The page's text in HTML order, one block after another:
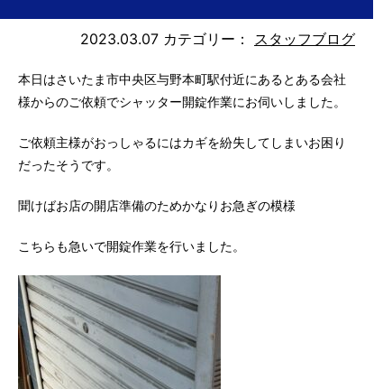
2023.03.07 カテゴリー： スタッフブログ
本日はさいたま市中央区与野本町駅付近にあるとある会社
様からのご依頼でシャッター開錠作業にお伺いしました。
ご依頼主様がおっしゃるにはカギを紛失してしまいお困り
だったそうです。
聞けばお店の開店準備のためかなりお急ぎの模様
こちらも急いで開錠作業を行いました。